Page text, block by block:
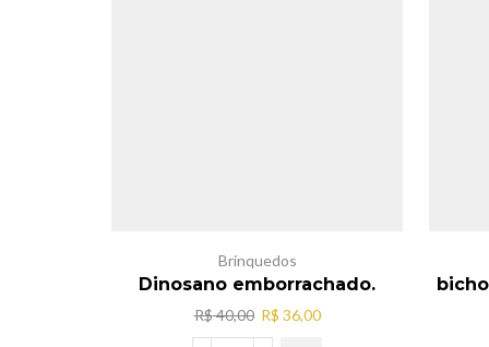
Brinquedos
Dinosano emborrachado.
R$40,00 O
preço
R$ 36,00O